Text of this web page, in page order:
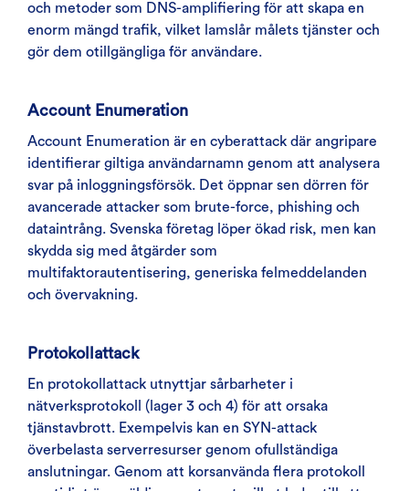
och metoder som DNS-amplifiering för att skapa en
enorm mängd trafik, vilket lamslår målets tjänster och
gör dem otillgängliga för användare.
Account Enumeration
Account Enumeration är en cyberattack där angripare
identifierar giltiga användarnamn genom att analysera
svar på inloggningsförsök. Det öppnar sen dörren för
avancerade attacker som brute-force, phishing och
dataintrång. Svenska företag löper ökad risk, men kan
skydda sig med åtgärder som
multifaktorautentisering, generiska felmeddelanden
och övervakning.
Protokollattack
En protokollattack utnyttjar sårbarheter i
nätverksprotokoll (lager 3 och 4) för att orsaka
tjänstavbrott. Exempelvis kan en SYN-attack
överbelasta serverresurser genom ofullständiga
anslutningar. Genom att korsanvända flera protokoll